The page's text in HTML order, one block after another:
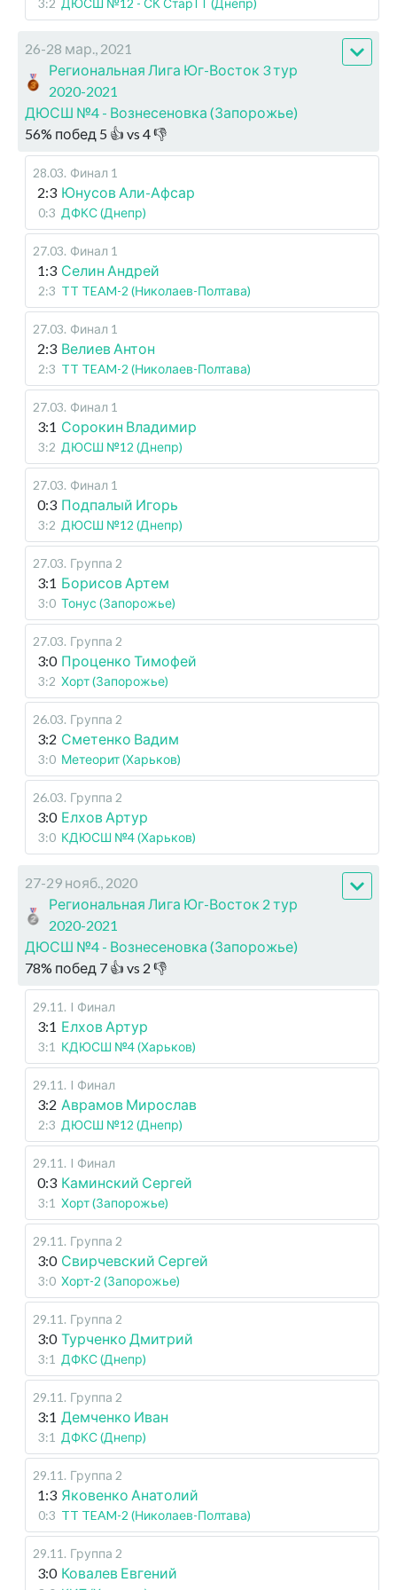
3:2 ДЮСШ №12 - СК СтарТТ (Днепр)
26-28 мар., 2021
Региональная Лига Юг-Восток 3 тур
2020-2021
ДЮСШ №4 - Вознесеновка (Запорожье)
56% побед 5 👍 vs 4👎
28.03. Финал 1
2:3 Юнусов Али-Афсар
0:3 ДФКС (Днепр)
27.03. Финал 1
1:3 Селин Андрей
2:3 TT TEAM-2 (Николаев-Полтава)
27.03. Финал 1
2:3 Велиев Антон
2:3 TT TEAM-2 (Николаев-Полтава)
27.03. Финал 1
3:1 Сорокин Владимир
3:2 ДЮСШ №12 (Днепр)
27.03. Финал 1
0:3 Подпалый Игорь
3:2 ДЮСШ №12 (Днепр)
27.03. Группа 2
3:1 Борисов Артем
3:0 Тонус (Запорожье)
27.03. Группа 2
3:0 Проценко Тимофей
3:2 Хорт (Запорожье)
26.03. Группа 2
3:2 Сметенко Вадим
3:0 Метеорит (Харьков)
26.03. Группа 2
3:0 Елхов Артур
3:0 КДЮСШ №4 (Харьков)
27-29 нояб., 2020
Региональная Лига Юг-Восток 2 тур
2020-2021
ДЮСШ №4 - Вознесеновка (Запорожье)
78% побед 7 👍 vs 2 👎
29.11 . I Финал
3:1 Елхов Артур
3:1 КДЮСШ №4 (Харьков)
29.11 . I Финал
3:2 Аврамов Мирослав
2:3 ДЮСШ №12 (Днепр)
29.11 . I Финал
0:3 Каминский Сергей
3:1 Хорт (Запорожье)
29.11 . Группа 2
3:0 Свирчевский Сергей
3:0 Хорт-2 (Запорожье)
29.11 . Группа 2
3:0 Турченко Дмитрий
3:1 ДФКС (Днепр)
29.11 . Группа 2
3:1 Демченко Иван
3:1 ДФКС (Днепр)
29.11 . Группа 2
1:3 Яковенко Анатолий
0:3 TT TEAM-2 (Николаев-Полтава)
29.11 . Группа 2
3:0 Ковалев Евгений